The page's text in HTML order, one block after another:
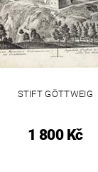
STIFT GÖTTWEIG
1 800 Kč